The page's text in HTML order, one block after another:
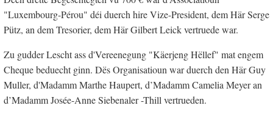
"Luxembourg-Pérou" déi duerch hire Vize-President, dem Här Serge
Pütz, an dem Tresorier, dem Här Gilbert Leick vertruede war.
Zu gudder Lescht ass d'Vereenegung "Käerjeng Hëllef" mat engem
Cheque beduecht ginn. Dës Organisatioun war duerch den Här Guy
Muller, d'Madamm Marthe Haupert, d’Madamm Camelia Meyer an
d’Madamm Josée-Anne Siebenaler -Thill vertrueden.